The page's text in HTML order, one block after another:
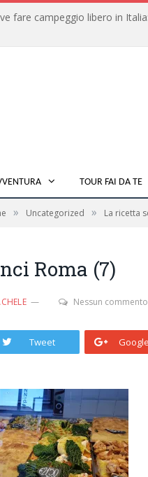
TOUR FAI DA TE
» Uncategorized » La ricetta
Roma (7)
Nessun commento
Tweet